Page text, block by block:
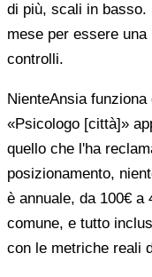
di più, scali in basso.
mese per essere
controlli.
NienteAnsia
«Psicologo [città]»
quello che l'ha
posizionamento,
è annuale, da 100€ a
comune, e tutto
con le metriche reali